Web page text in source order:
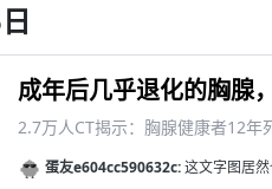
成年后几乎退化的胸腺
2.7万人CT揭示：胸腺健康者12年
蛋友e604cc590632c:这文字图居